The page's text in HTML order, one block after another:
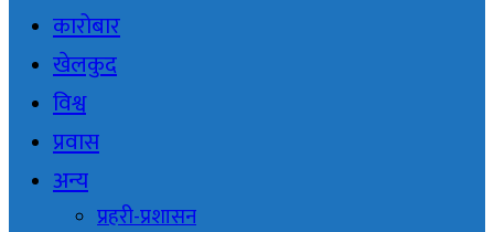
कारोबार
खेलकुद
विश्व
प्रवास
अन्य
प्रहरी-प्रशासन